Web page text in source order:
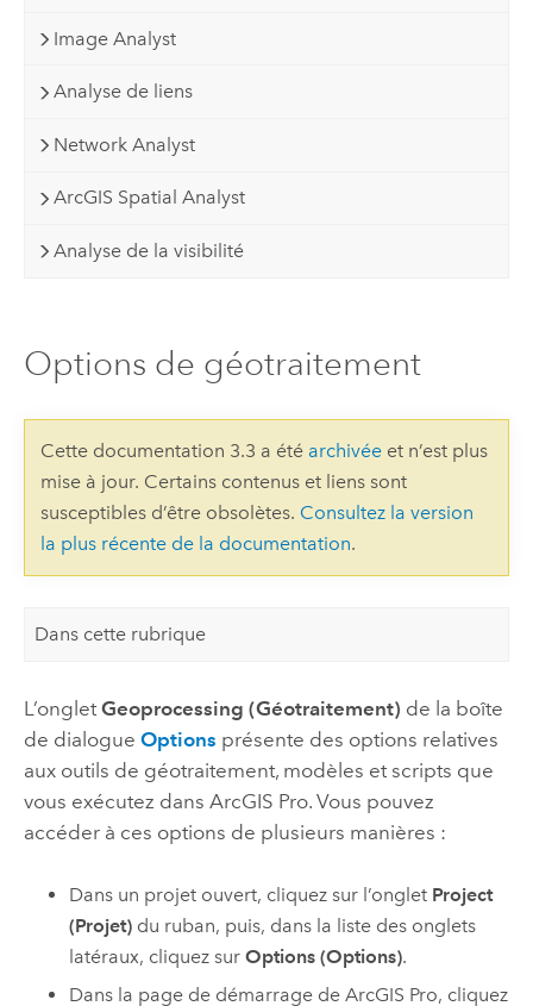
Image Analyst
Analyse de liens
Network Analyst
ArcGIS Spatial Analyst
Analyse de la visibilité
Options de géotraitement
Cette documentation 3.3 a été archivéeet n’est plus
mise à jour. Certains contenus et liens sont
susceptibles d’être obsolètes. Consultez la version
la plus récente de la documentation.
Dans cette rubrique
L’onglet Geoprocessing (Géotraitement) de la boîte
de dialogue Options présente des options relatives
aux outils de géotraitement, modèles et scripts que
vous exécutez dans ArcGIS Pro. Vous pouvez
accéder à ces options de plusieurs manières :
Dans un projet ouvert, cliquez sur l’onglet Project
(Projet) du ruban, puis, dans la liste des onglets
latéraux, cliquez surOptions (Options).
Dans la page de démarrage deArcGIS Pro, cliquez